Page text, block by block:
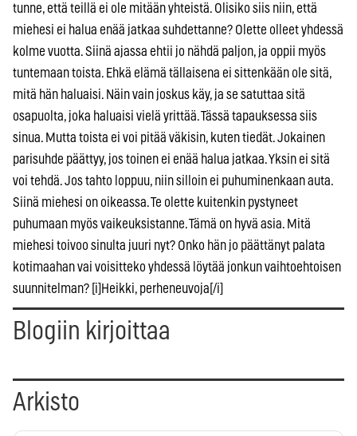
tunne, että teillä ei ole mitään yhteistä. Olisiko siis niin, että
miehesi ei halua enää jatkaa suhdettanne? Olette olleet yhdessä
kolme vuotta. Siinä ajassa ehtii jo nähdä paljon, ja oppii myös
tuntemaan toista. Ehkä elämä tällaisena ei sittenkään ole sitä,
mitä hän haluaisi. Näin vain joskus käy, ja se satuttaa sitä
osapuolta, joka haluaisi vielä yrittää. Tässä tapauksessa siis
sinua. Mutta toista ei voi pitää väkisin, kuten tiedät. Jokainen
parisuhde päättyy, jos toinen ei enää halua jatkaa. Yksin ei sitä
voi tehdä. Jos tahto loppuu, niin silloin ei puhuminenkaan auta.
Siinä miehesi on oikeassa. Te olette kuitenkin pystyneet
puhumaan myös vaikeuksistanne. Tämä on hyvä asia. Mitä
miehesi toivoo sinulta juuri nyt? Onko hän jo päättänyt palata
kotimaahan vai voisitteko yhdessä löytää jonkun vaihtoehtoisen
suunnitelman? [i]Heikki, perheneuvoja[/i]
Blogiin kirjoittaa
Arkisto